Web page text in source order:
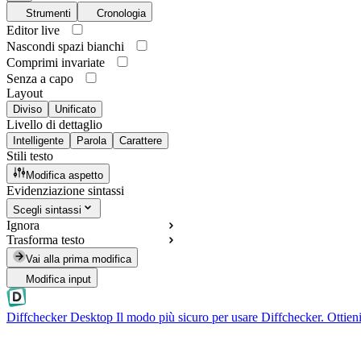
Strumenti Cronologia
Editor live
Nascondi spazi bianchi
Comprimi invariate
Senza a capo
Layout
Diviso Unificato
Livello di dettaglio
Intelligente Parola Carattere
Stili testo
Modifica aspetto
Evidenziazione sintassi
Scegli sintassi
Ignora
Trasforma testo
Vai alla prima modifica
Modifica input
Diffchecker Desktop Il modo più sicuro per usare Diffchecker.